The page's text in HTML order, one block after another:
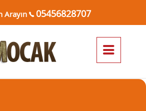
Arayın 05456828707